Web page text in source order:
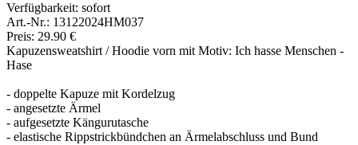
Verfügbarkeit: sofort
Art.-Nr.: 13122024HM037
Preis: 29.90 €
Kapuzensweatshirt / Hoodie vorn mit Motiv: Ich hasse Menschen -
Hase
- doppelte Kapuze mit Kordelzug
- angesetzte Ärmel
- aufgesetzte Kängurutasche
- elastische Rippstrickbündchen an Ärmelabschluss und Bund